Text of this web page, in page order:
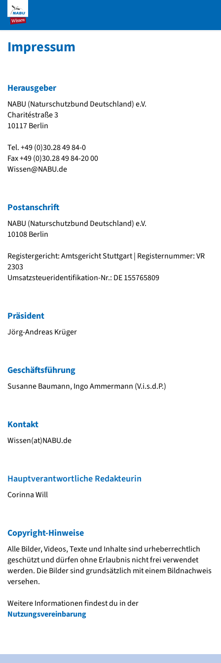
Impressum
Herausgeber
NABU (Naturschutzbund Deutschland) e.V.
Charitéstraße 3
10117 Berlin
Tel. +49 (0)30.28 49 84-0
Fax +49 (0)30.28 49 84-20 00
Wissen@NABU.de
Postanschrift
NABU (Naturschutzbund Deutschland) e.V.
10108 Berlin
Registergericht: Amtsgericht Stuttgart | Registernummer: VR
2303
Umsatzsteueridentifikation-Nr.: DE 155765809
Präsident
Jörg-Andreas Krüger
Geschäftsführung
Susanne Baumann, Ingo Ammermann (V.i.s.d.P.)
Kontakt
Wissen(at)NABU.de
Hauptverantwortliche Redakteurin
Corinna Will
Copyright-Hinweise
Alle Bilder, Videos, Texte und Inhalte sind urheberrechtlich
geschützt und dürfen ohne Erlaubnis nicht frei verwendet
werden. Die Bilder sind grundsätzlich mit einem Bildnachweis
versehen.
Weitere Informationen findest du in der
Nutzungsvereinbarung